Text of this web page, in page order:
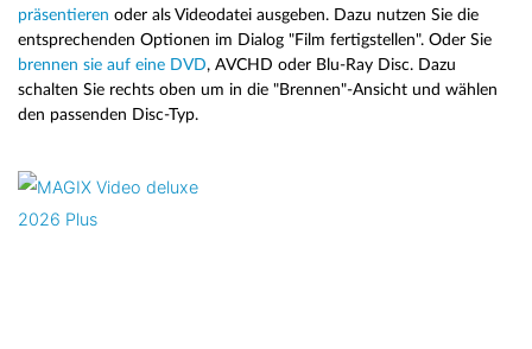
präsentieren oder als Videodatei ausgeben. Dazu nutzen Sie die
entsprechenden Optionen im Dialog "Film fertigstellen". Oder Sie
brennen sie auf eine DVD, AVCHD oder Blu-Ray Disc. Dazu
schalten Sie rechts oben um in die "Brennen"-Ansicht und wählen
den passenden Disc-Typ.